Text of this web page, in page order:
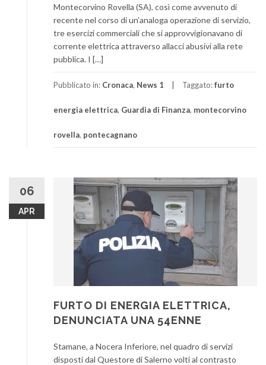
Montecorvino Rovella (SA), così come avvenuto di
recente nel corso di un’analoga operazione di servizio,
tre esercizi commerciali che si approvvigionavano di
corrente elettrica attraverso allacci abusivi alla rete
pubblica. I […]
Pubblicato in: Cronaca, News 1 Taggato:furto
energia elettrica, Guardia di Finanza, montecorvino
rovella, pontecagnano
06
APR
FURTO DI ENERGIA ELETTRICA,
DENUNCIATA UNA 54ENNE
Stamane, a Nocera Inferiore, nel quadro di servizi
disposti dal Questore di Salerno volti al contrasto